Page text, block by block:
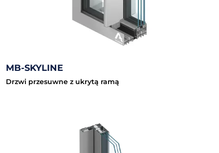
MB-SKYLINE
Drzwi przesuwne z ukrytą ramą